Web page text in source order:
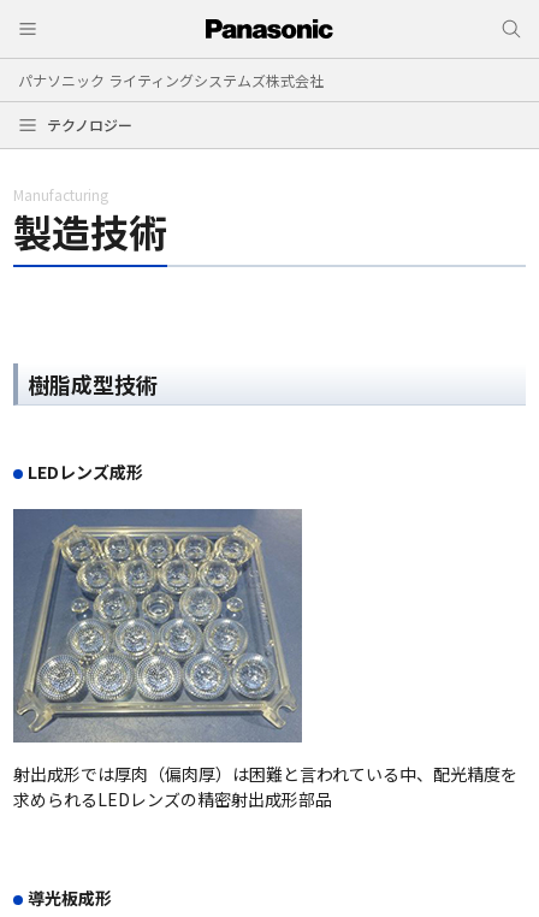
パナソニック ライティングシステムズ株式会社
テクノロジー
Manufacturing
製造技術
樹脂成型技術
LEDレンズ成形
射出成形では厚肉（偏肉厚）は困難と言われている中、配光精度を
求められるLEDレンズの精密射出成形部品
導光板成形